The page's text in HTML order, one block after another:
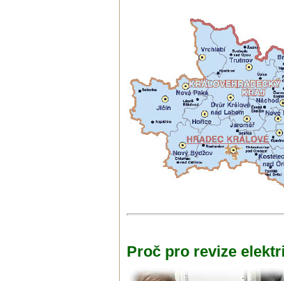
Proč pro revize